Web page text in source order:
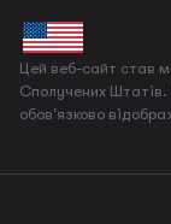
Цей веб-сайт став
Сполучених Штатів.
обов'язково